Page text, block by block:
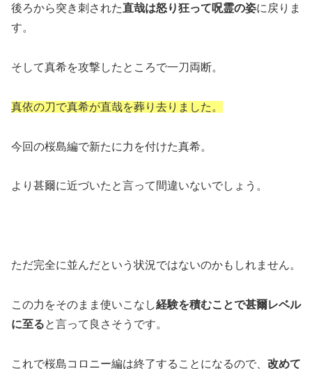
後ろから突き刺された直哉は怒り狂って呪霊の姿に戻りま
す。
そして真希を攻撃したところで一刀両断。
真依の刀で真希が直哉を葬り去りました。
今回の桜島編で新たに力を付けた真希。
より甚爾に近づいたと言って間違いないでしょう。
ただ完全に並んだという状況ではないのかもしれません。
この力をそのまま使いこなし経験を積むことで甚爾レベル
に至ると言って良さそうです。
これで桜島コロニー編は終了することになるので、 改めて